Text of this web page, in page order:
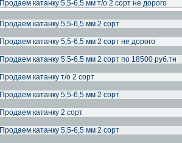
Продаем катанку 5,5-6,5 мм т/о 2 сорт не дорого
Продаем катанку 5,5-6,5 мм 2 сорт
Продаем катанку 5,5-6,5 мм 2 сорт не дорого
Продаем катанку 5.5-6.5 мм 2 сорт по 18500 руб.тн
Продаем катанку т/о 2 сорт
Продаем катанку 5,5-6,5 мм 2 сорт
Продаем катанку 2 сорт
Продаем катанку 5,5-6,5 мм 2 сорт